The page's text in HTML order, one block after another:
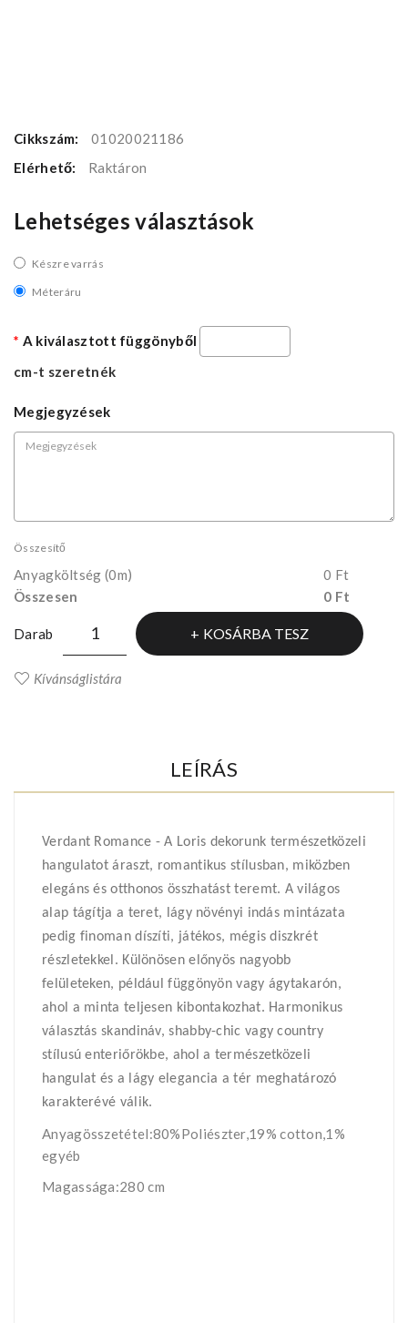
Cikkszám:
01020021186
Elérhető:
Raktáron
Lehetséges választások
Készre varrás
Méteráru
A kiválasztott függönyből
cm-t szeretnék
Megjegyzések
Összesítő
Anyagköltség (0m)
0 Ft
Összesen
0 Ft
Darab KOSÁRBA TESZ
Kívánságlistára
LEÍRÁS
Verdant Romance - A Loris dekorunk természetközeli
hangulatot áraszt, romantikus stílusban, miközben
elegáns és otthonos összhatást teremt. A világos
alap tágítja a teret, lágy növényi indás mintázata
pedig finoman díszíti, játékos, mégis diszkrét
részletekkel. Különösen előnyös nagyobb
felületeken, például függönyön vagy ágytakarón,
ahol a minta teljesen kibontakozhat. Harmonikus
választás skandináv, shabby-chic vagy country
stílusú enteriőrökbe, ahol a természetközeli
hangulat és a lágy elegancia a tér meghatározó
karakterévé válik.
Anyagösszetétel:80%Poliészter,19% cotton,1%
egyéb
Magassága:280 cm